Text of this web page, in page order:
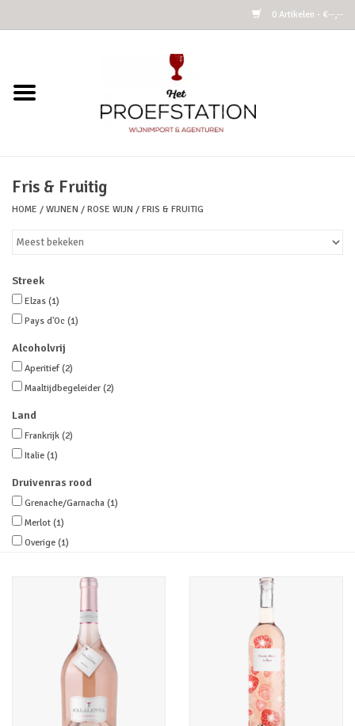
0 Artikelen - €--,--
Cider
Azijnen
Vins Nature
Merken
Fris & Fruitig
HOME / WIJNEN / ROSE WIJN / FRIS & FRUITIG
Streek
Elzas (1)
Pays d'Oc (1)
Alcoholvrij
Aperitief(2)
Maaltijdbegeleider (2)
Land
Frankrijk (2)
Italie (1)
Druivenras rood
Grenache/Garnacha (1)
Merlot (1)
Overige (1)